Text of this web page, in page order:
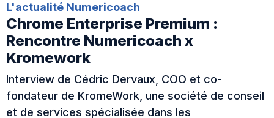
L'actualité Numericoach
Chrome Enterprise Premium :
Rencontre Numericoach x
Kromework
Interview de Cédric Dervaux, COO et co-
fondateur de KromeWork, une société de conseil
et de services spécialisée dans les